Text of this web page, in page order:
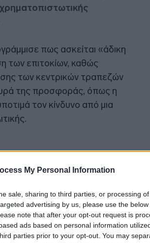
My Personal Information
sale, sharing to third parties, or processing
advertising by us, please use the
note that after your opt-out request is
ads based on personal information
parties prior to your opt-out. You may
πως ασκείται «άδικη
των επιτοκίων, καθώς
των κεντρικών τραπεζών
της προσφοράς, όπως η
τον κίνδυνο από μια